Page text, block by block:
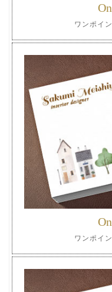
ワンポイ
ワンポイ